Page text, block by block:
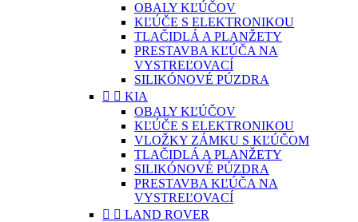
OBALY KĽÚČOV
KĽÚČE S ELEKTRONIKOU
TLAČIDLÁ A PLANŽETY
PRESTAVBA KĽÚČA NA
VYSTREĽOVACÍ
SILIKÓNOVÉ PÚZDRA
  KIA
OBALY KĽÚČOV
KĽÚČE S ELEKTRONIKOU
VLOŽKY ZÁMKU S KĽÚČOM
TLAČIDLÁ A PLANŽETY
SILIKÓNOVÉ PÚZDRA
PRESTAVBA KĽÚČA NA
VYSTREĽOVACÍ
  LAND ROVER